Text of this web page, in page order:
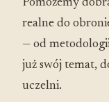
Pomożemy
realne do
— od
już swój temat,
uczelni.